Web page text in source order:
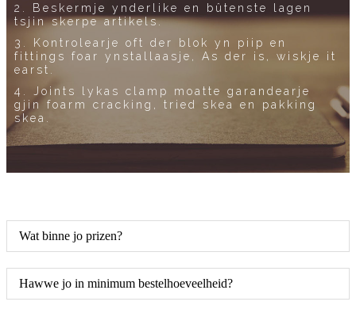
2. Beskermje ynderlike en bûtenste lagen
tsjin skerpe artikels.
3. Kontrolearje oft der blok yn piip en
fittings foar ynstallaasje, As der is, wiskje it
earst.
4. Joints lykas clamp moatte garandearje
gjin foarm cracking, tried skea en pakking
skea.
Wat binne jo prizen?
Hawwe jo in minimum bestelhoeveelheid?